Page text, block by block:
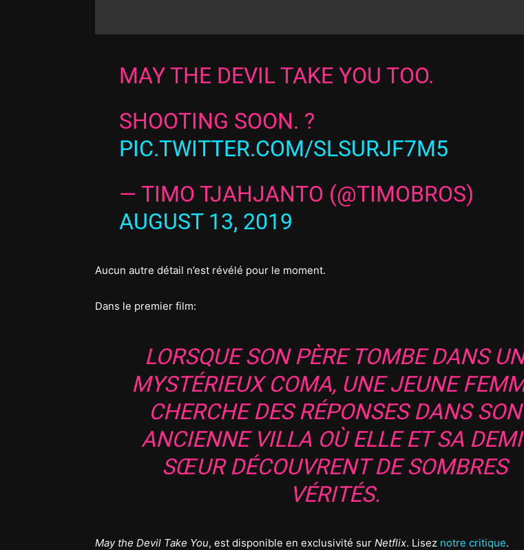
MAY THE DEVIL TAKE YOU TOO.
SHOOTING SOON. ?
PIC.TWITTER.COM/SLSURJF7M5
— TIMO TJAHJANTO (@TIMOBROS)
AUGUST 13, 2019
Aucun autre détail n’est révélé pour le moment.
Dans le premier film:
LORSQUE SON PÈRE TOMBE DANS UN
MYSTÉRIEUX COMA, UNE JEUNE
CHERCHE DES RÉPONSES DANS SON
ANCIENNE VILLA OÙ ELLE ET SA
SŒUR DÉCOUVRENT DE SOMBRES
VÉRITÉS.
May the Devil Take You, est disponible en exclusivité sur Netflix. Lisez notre critique.